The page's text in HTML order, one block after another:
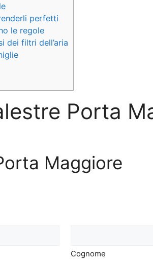
perfetti
le regole
dei filtri dell’aria
Porta
Maggiore
Cognome